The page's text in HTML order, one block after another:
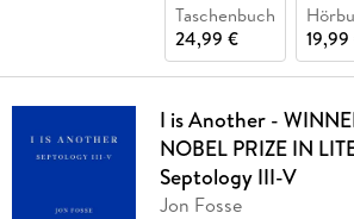
Taschenbuch
24,99 €
19,99
I is Another -
NOBEL PRIZE IN
Septology III-V
Jon Fosse